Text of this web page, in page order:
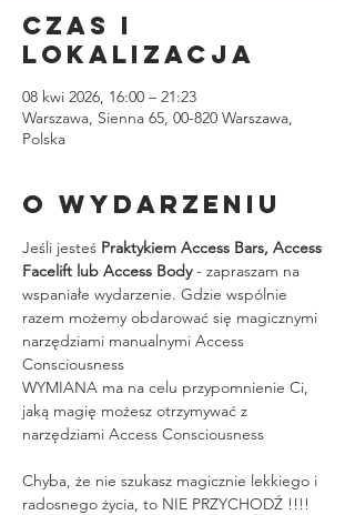
Czas i
lokalizacja
08 kwi 2026, 16:00 – 21:23
Warszawa, Sienna 65, 00-820 Warszawa,
Polska
O wydarzeniu
Jeśli jesteś Praktykiem Access Bars, Access
Facelift lub Access Body - zapraszam na
wspaniałe wydarzenie. Gdzie wspólnie
razem możemy obdarować się magicznymi
narzędziami manualnymi Access
Consciousness
WYMIANA ma na celu przypomnienie Ci,
jaką magię możesz otrzymywać z
narzędziami Access Consciousness
Chyba, że nie szukasz magicznie lekkiego i
radosnego życia, to NIE PRZYCHODŹ !!!!